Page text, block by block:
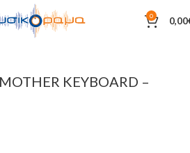
0 0,00
KEYBOARD –